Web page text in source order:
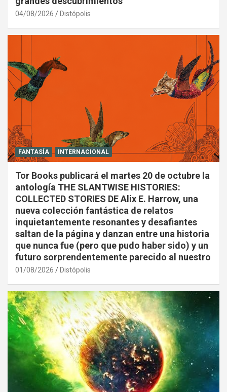
04/08/2026 Distópolis
FANTASÍA INTERNACIONAL
Tor Books publicará el martes 20 de octubre la
antología THE SLANTWISE HISTORIES:
COLLECTED STORIES DE Alix E. Harrow, una
nueva colección fantástica de relatos
inquietantemente resonantes y desafiantes
saltan de la página y danzan entre una historia
que nunca fue (pero que pudo haber sido) y un
futuro sorprendentemente parecido al nuestro
01/08/2026 Distópolis